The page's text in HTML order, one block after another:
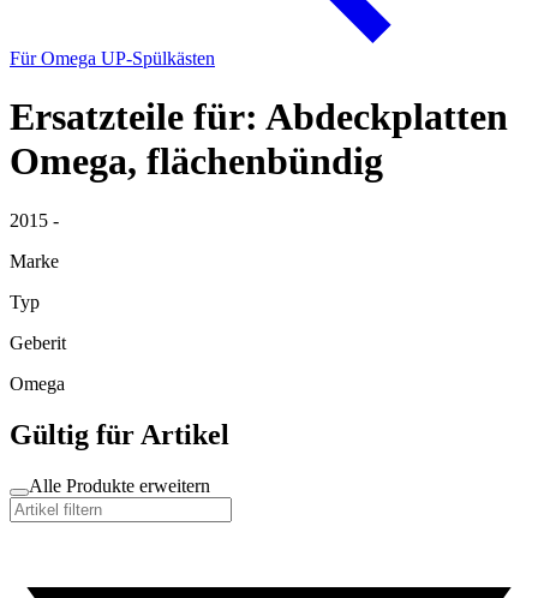
Für Omega UP-Spülkästen
Ersatzteile für: Abdeckplatten
Omega, flächenbündig
2015 -
Marke
Typ
Geberit
Omega
Gültig für Artikel
Alle Produkte erweitern